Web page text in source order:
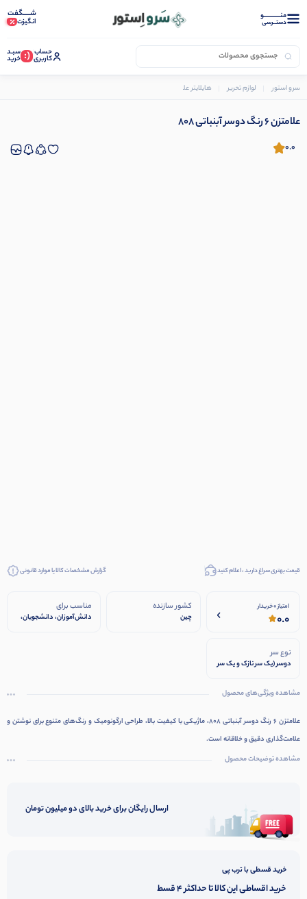
منــــــــــــو
دستــرسی
شـــــگفت
انگیزت
حساب
کاربری (: سبـد
خرید
سرو استور لوازم تحریر هایلایتر علامت زن
علامتزن 6 رنگ دوسر آبنباتی 808
0.0
قیمت بهتری سراغ دارید ، اعلام کنید گزارش مشخصات کالا یا موارد قانونی
امتیاز 0 خریدار
0.0
کشور سازنده
چین
مناسب برای
دانش‌آموزان، دانشجویان،
نوع سر
دوسر (یک سر نازک و یک سر
مشاهده ویژگی‌های محصول
علامتزن 6 رنگ دوسر آبنباتی 808، ماژیکی با کیفیت بالا، طراحی ارگونومیک و رنگ‌های متنوع برای نوشتن و
علامت‌گذاری دقیق و خلاقانه است.
مشاهده توضیحات محصول
ارسال رایگان برای خرید بالای دو میلیون تومان
خرید قسطی با ترب پی
خرید اقساطی این کالا تا حداکثر 4 قسط